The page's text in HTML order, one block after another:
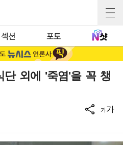
섹션 포토
단 외에 '죽염'을 꼭 챙
가가